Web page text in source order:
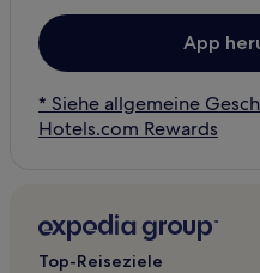
App
* Siehe allgemeine
Hotels.com Rewards
Top-Reiseziele